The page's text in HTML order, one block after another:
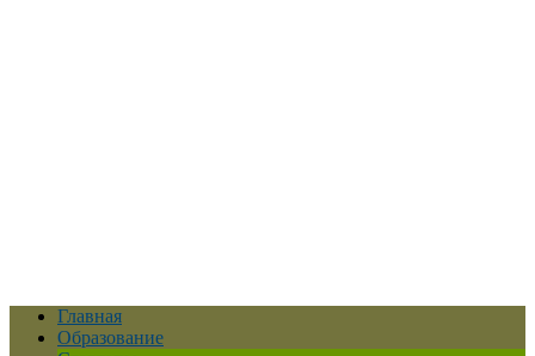
Главная
Образование